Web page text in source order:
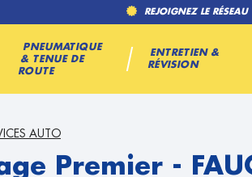
REJOIGNEZ LE RÉSEAU
PNEUMATIQUE
& TENUE DE
ROUTE
ENTRETIEN &
RÉVISION
AUTO
Premier -